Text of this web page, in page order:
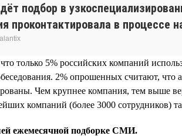
подбор в
в процессе
только 5% российских компаний
2% опрошенных считают, что
Чем крупнее компания, тем выше
компаний (более 3000 сотрудников)
ежемесячной подборке СМИ.